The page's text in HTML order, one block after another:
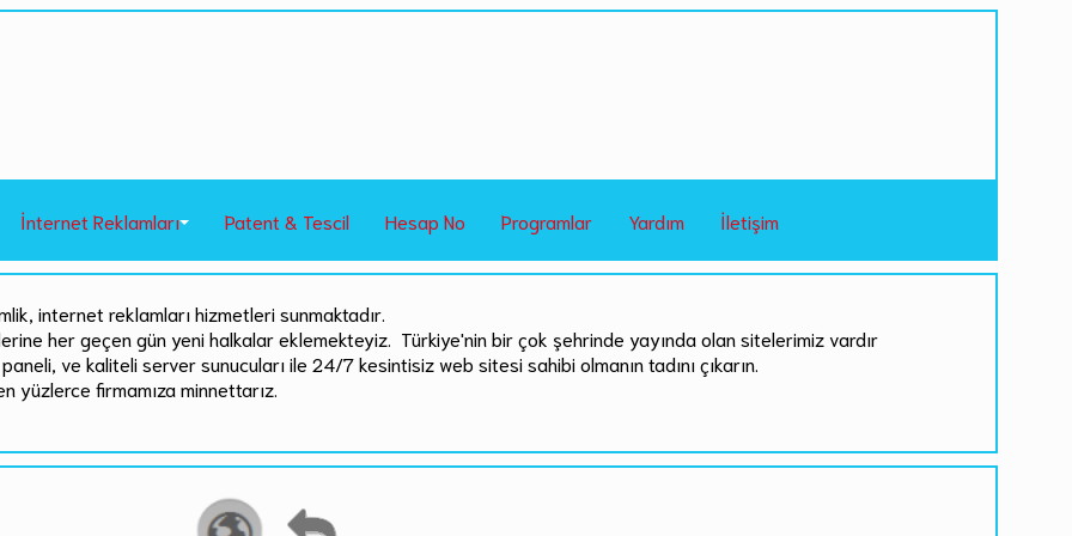
İnternet Reklamları Patent & Tescil Hesap No Programlar Yardım İletişim
internet reklamları hizmetleri sunmaktadır.
her geçen gün yeni halkalar eklemekteyiz. Türkiye'nin bir çok şehrinde yayında olan sitelerimiz vardır
ve kaliteli server sunucuları ile 24/7 kesintisiz web sitesi sahibi olmanın tadını çıkarın.
yüzlerce firmamıza minnettarız.